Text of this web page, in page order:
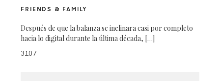
FRIENDS & FAMILY
Después de que la balanza se inclinara casi por completo
hacia lo digital durante la última década, […]
3107